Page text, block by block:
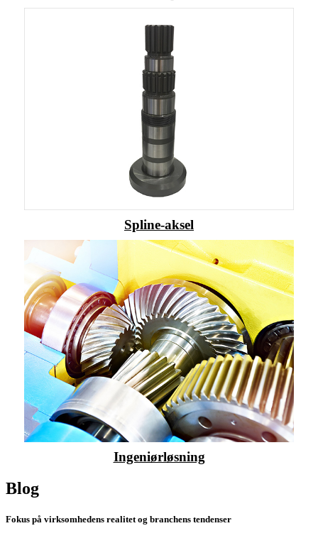
Spline-aksel
Ingeniørløsning
Blog
Fokus på virksomhedens realitet og branchens tendenser